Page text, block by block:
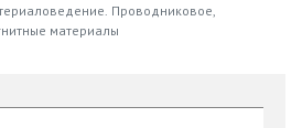
Проводниковое,
материалы